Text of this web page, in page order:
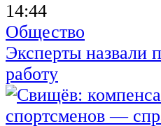
14:44
Общество
Эксперты назвали
работу